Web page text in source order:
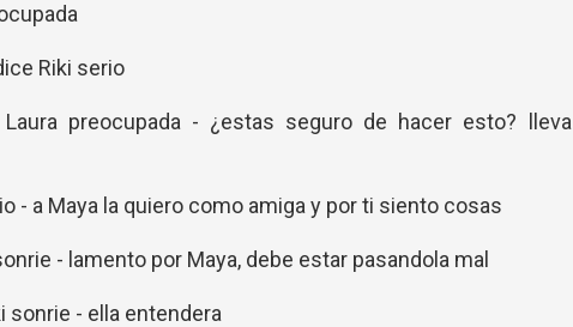
Riki serio
preocupada - ¿estas seguro de hacer esto?
- a Maya la quiero como amiga y por ti siento cosas
- lamento por Maya, debe estar pasandola mal
sonrie - ella entendera